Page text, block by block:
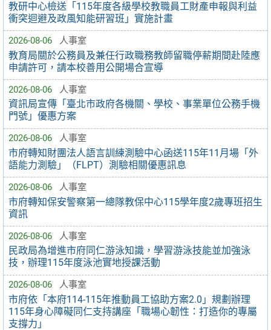
教研中心檢送「115年度各級學校教職員工財產申報與利益
衝突迴避及政風知能研習班」實施計畫
2026-08-06 人事室
教育局關於公務員及兼任行政職務教師留職停薪期間赴陸應
申請許可，請本校善用公開場合宣導
2026-08-06 人事室
資訊局宣傳「臺北市政府各機關、學校、事業單位公務手機
門號」優惠方案
2026-08-06 人事室
市府轉知財團法人語言訓練測驗中心函送115年11月場「外
語能力測驗」（FLPT）測驗相關優惠訊息
2026-08-06 人事室
市府轉知保安警察第一總隊教保中心115學年度2歲專班招生
資訊
2026-08-06 人事室
民政局為增進市府同仁游泳知識，學習游泳技能並加強泳
技，辦理115年度泳池實地授課活動
2026-08-06 人事室
市府依「本府114-115年推動員工協助方案2.0」規劃辦理
115年身心障礙同仁支持講座「職場心韌性：打造你的專屬
支撐力」